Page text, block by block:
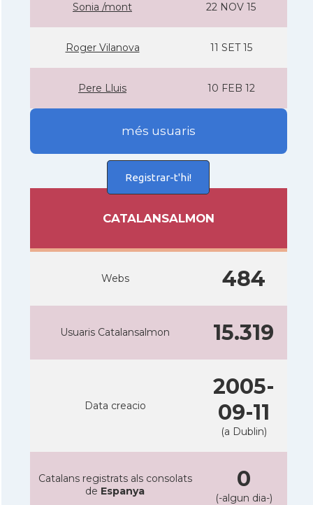
Sonia /mont 22 NOV 15
Roger Vilanova 11 SET 15
Pere Lluis 10 FEB 12
més usuaris
Registrar-t'hi!
CATALANSALMON
Webs 484
Usuaris Catalansalmon 15.319
Data creacio
2005-
09-11
(a Dublin)
Catalans registrats als consolats
de Espanya 0
(-algun dia-)